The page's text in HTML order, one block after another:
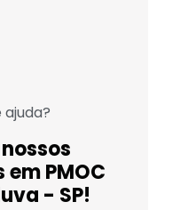
ajuda?
PMOC
- SP!